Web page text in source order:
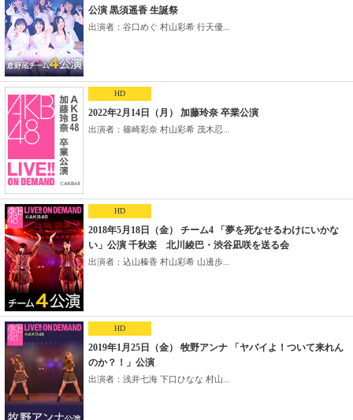
公演 黒須遥香 生誕祭
出演者：谷口めぐ 村山彩希 行天優...
HD
2022年2月14日（月） 加藤玲奈 卒業公演
出演者：篠崎彩奈 村山彩希 茂木忍...
HD
2018年5月18日（金） チーム4 「夢を死なせるわけにいかな
い」公演 千秋楽 北川綾巴・渋谷凪咲を送る会
出演者：込山榛香 村山彩希 山邊歩...
HD
2019年1月25日（金） 牧野アンナ 「ヤバイよ！ついて来れん
のか？！」公演
出演者：浅井七海 下口ひなな 村山...